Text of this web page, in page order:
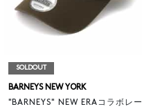
SOLDOUT
BARNEYS NEW YORK
"BARNEYS" NEW ERAコラボレー